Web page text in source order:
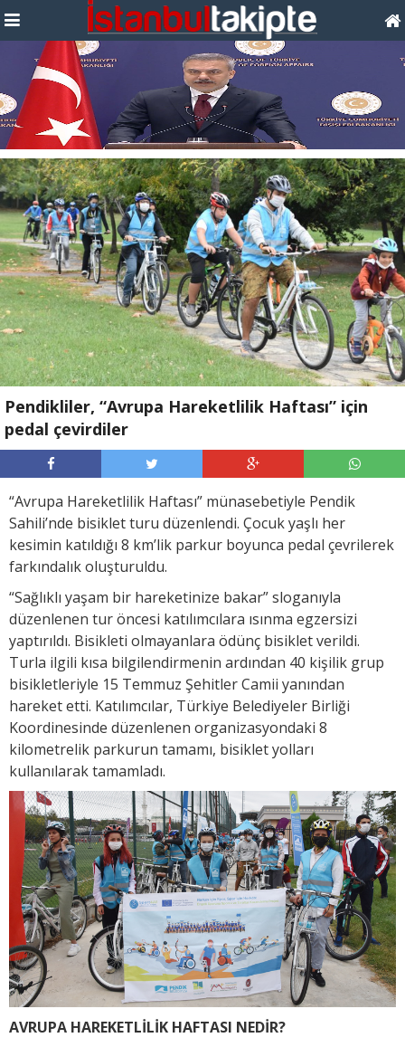
Pendikliler, “Avrupa Hareketlilik Haftası” için
pedal çevirdiler
“Avrupa Hareketlilik Haftası” münasebetiyle Pendik
Sahili’nde bisiklet turu düzenlendi. Çocuk yaşlı her
kesimin katıldığı 8 km’lik parkur boyunca pedal çevrilerek
farkındalık oluşturuldu.
“Sağlıklı yaşam bir hareketinize bakar” sloganıyla
düzenlenen tur öncesi katılımcılara ısınma egzersizi
yaptırıldı. Bisikleti olmayanlara ödünç bisiklet verildi.
Turla ilgili kısa bilgilendirmenin ardından 40 kişilik grup
bisikletleriyle 15 Temmuz Şehitler Camii yanından
hareket etti. Katılımcılar, Türkiye Belediyeler Birliği
Koordinesinde düzenlenen organizasyondaki 8
kilometrelik parkurun tamamı, bisiklet yolları
kullanılarak tamamladı.
AVRUPA HAREKETLİLİK HAFTASI NEDİR?